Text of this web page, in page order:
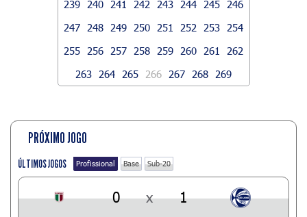
239
240 241 242 243 244 245
246
247
248 249 250 251 252 253
254
255
256 257 258 259 260 261
262
263
264 265 266 267 268 269
PRÓXIMO JOGO
ÚLTIMOS JOGOS Profissional Base Sub-20
0 x 1